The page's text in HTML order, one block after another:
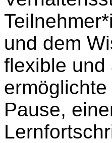
und dem
flexible
Pause,